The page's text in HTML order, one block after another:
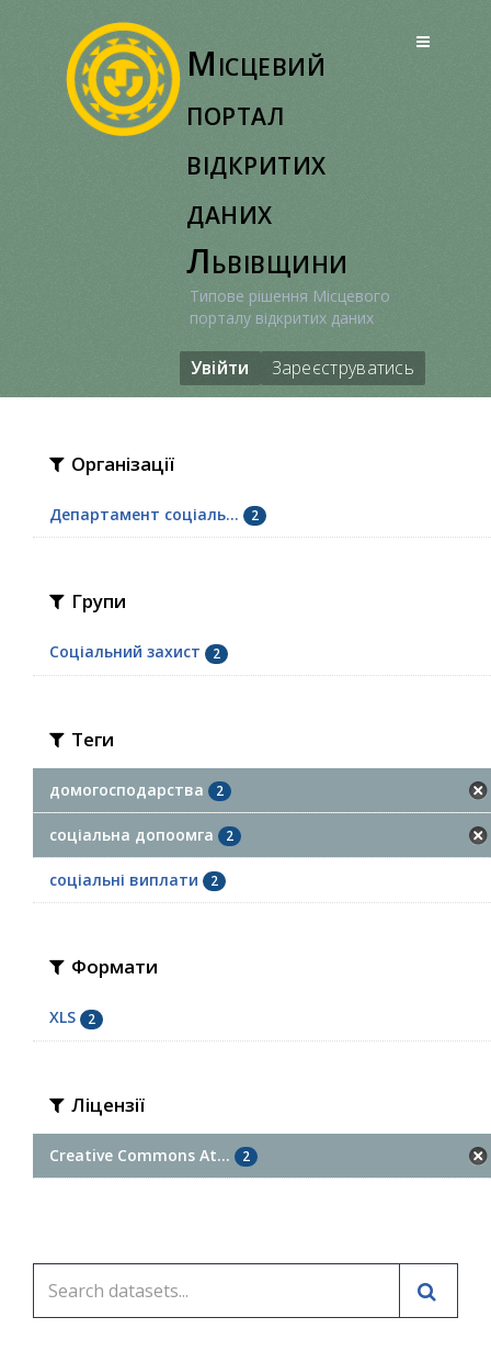
Місцевий
портал
відкритих
даних
Львівщини
Типове рішення Місцевого
порталу відкритих даних
Увійти Зареєструватись
Організації
Департамент соціаль... 2
Групи
Соціальний захист 2
Теги
домогосподарства 2
соціальна допоомга 2
соціальні виплати 2
Формати
XLS 2
Ліцензії
Creative Commons At... 2